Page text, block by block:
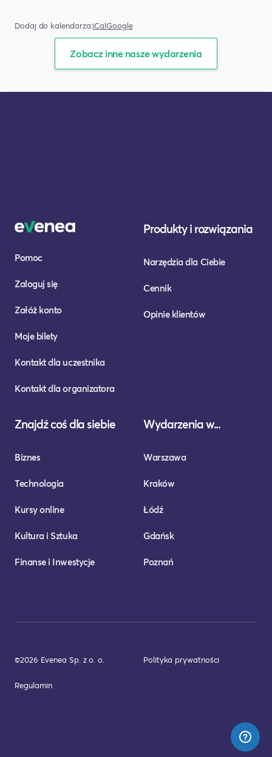
Dodaj do kalendarza:iCalGoogle
Zobacz inne nasze wydarzenia
Pomoc
Zaloguj się
Załóż konto
Moje bilety
Kontakt dla uczestnika
Kontakt dla organizatora
Produkty i rozwiązania
Narzędzia dla Ciebie
Cennik
Opinie klientów
Znajdź coś dla siebie
Biznes
Technologia
Kursy online
Kultura i Sztuka
Finanse i Inwestycje
Wydarzenia w...
Warszawa
Kraków
Łódź
Gdańsk
Poznań
©2026 Evenea Sp. z o. o. Polityka prywatności
Regulamin